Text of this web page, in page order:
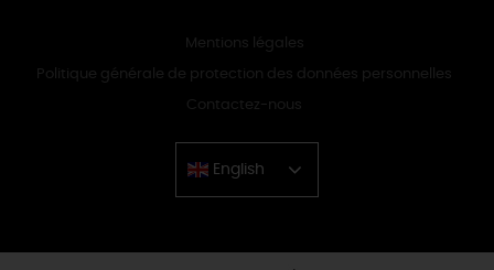
Mentions légales
Politique générale de protection des données personnelles
Contactez-nous
English
Chinese